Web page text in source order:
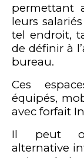
permettant
leurs
tel endroit,
de définir à
bureau.
Ces
équipés,
avec forfait
Il peut
alternative